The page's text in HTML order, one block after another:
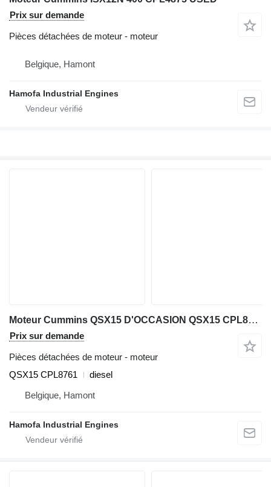
Prix sur demande
Pièces détachées de moteur - moteur
Belgique, Hamont
Hamofa Industrial Engines
Moteur Cummins QSX15 D'OCCASION QSX15 CPL8761
Prix sur demande
Pièces détachées de moteur - moteur
QSX15 CPL8761
diesel
Belgique, Hamont
Hamofa Industrial Engines